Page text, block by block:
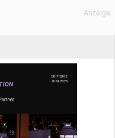
Anzeige